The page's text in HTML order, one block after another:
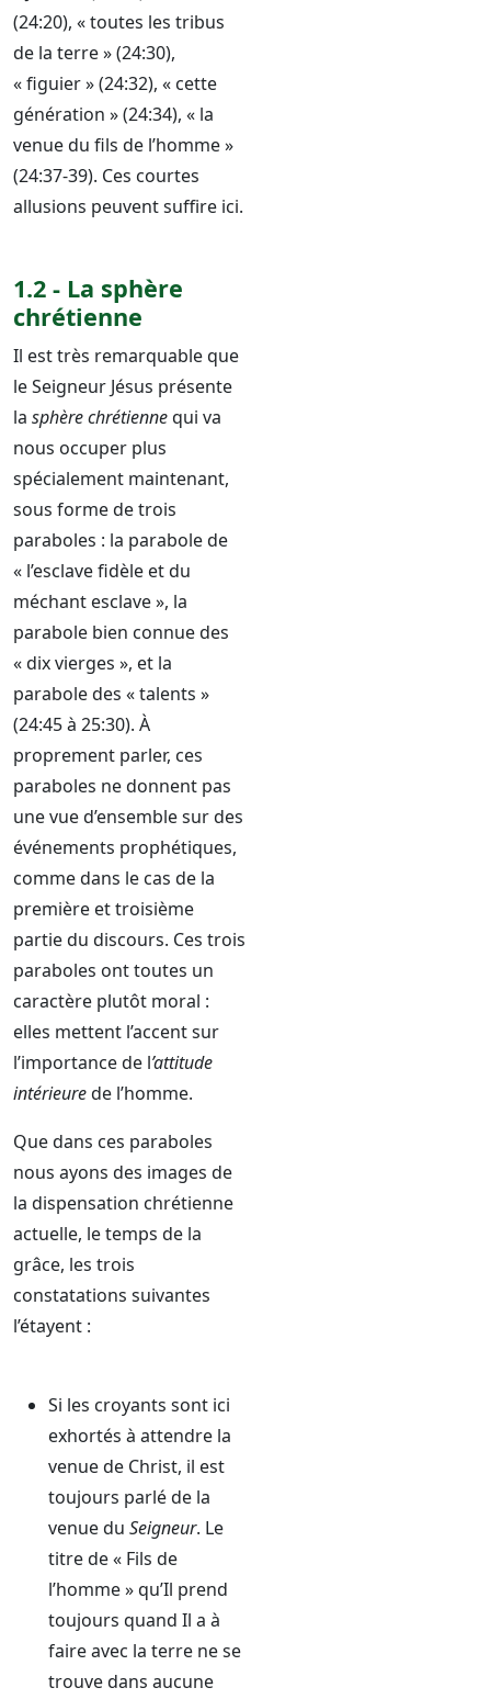
(24:20), « toutes les tribus
de la terre » (24:30),
« figuier » (24:32), « cette
génération » (24:34), « la
venue du fils de l’homme »
(24:37-39). Ces courtes
allusions peuvent suffire ici.
1.2 - La sphère
chrétienne
Il est très remarquable que
le Seigneur Jésus présente
la sphère chrétiennequi va
nous occuper plus
spécialement maintenant,
sous forme de trois
paraboles : la parabole de
« l’esclave fidèle et du
méchant esclave », la
parabole bien connue des
« dix vierges », et la
parabole des « talents »
(24:45 à 25:30). À
proprement parler, ces
paraboles ne donnent pas
une vue d’ensemble sur des
événements prophétiques,
comme dans le cas de la
première et troisième
partie du discours. Ces trois
paraboles ont toutes un
caractère plutôt moral :
elles mettent l’accent sur
l’importance de l’attitude
intérieurede l’homme.
Que dans ces paraboles
nous ayons des images de
la dispensation chrétienne
actuelle, le temps de la
grâce, les trois
constatations suivantes
l’étayent :
Si les croyants sont ici
exhortés à attendre la
venue de Christ, il est
toujours parlé de la
venue du Seigneur. Le
titre de « Fils de
l’homme » qu’Il prend
toujours quand Il a à
faire avec la terre ne se
trouve dans aucune